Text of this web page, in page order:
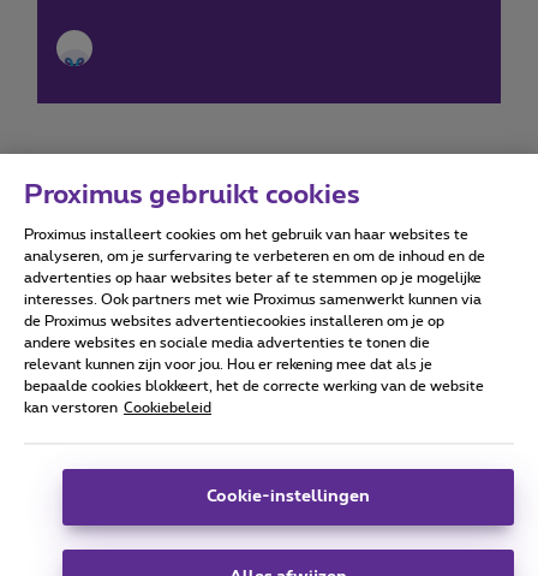
Forumvoorwaarden Accessibility statement
Alle rechten voorbehouden. © Proximus
Algemene voorwaarden, consumenteninfo
Deze website is gecreëerd en wordt beheerd conform het
Koning Albert II-laan 27 - B-1030 Brussel.
Proximus gebruikt cookies
Proximus installeert cookies om het gebruik van haar websites te
analyseren, om je surfervaring te verbeteren en om de inhoud en de
advertenties op haar websites beter af te stemmen op je mogelijke
interesses. Ook partners met wie Proximus samenwerkt kunnen via
de Proximus websites advertentiecookies installeren om je op
andere websites en sociale media advertenties te tonen die
relevant kunnen zijn voor jou. Hou er rekening mee dat als je
bepaalde cookies blokkeert, het de correcte werking van de website
kan verstoren Cookiebeleid
Cookie-instellingen